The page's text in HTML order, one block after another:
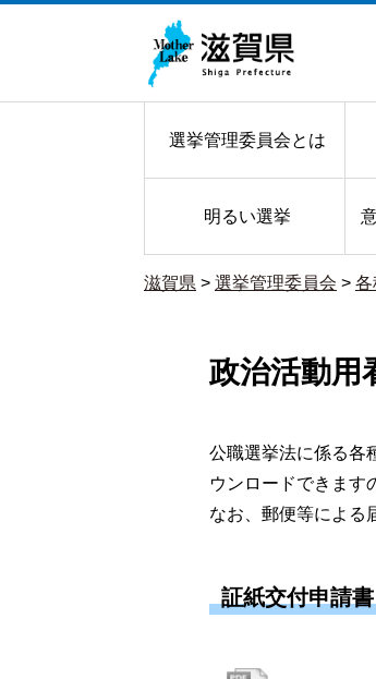
選挙管理委員会とは
明るい選挙
滋賀県 > 選挙管理委員会 > 各
政治活動用
公職選挙法に係る各
ウンロードできます
なお、郵便等による
証紙交付申請